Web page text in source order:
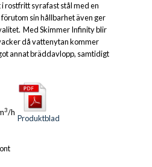
rostfritt syrafast stål med en
sin hållbarhet även ger
Med Skimmer Infinity blir
då vattenytan kommer
annat bräddavlopp, samtidigt
3/h
Produktblad